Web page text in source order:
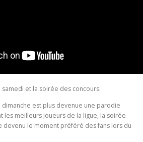
et la soirée des concours.
dimanche est plus devenue une parodie
les meilleurs joueurs de la ligue, la soirée
devenu le moment préféré des fans lors du